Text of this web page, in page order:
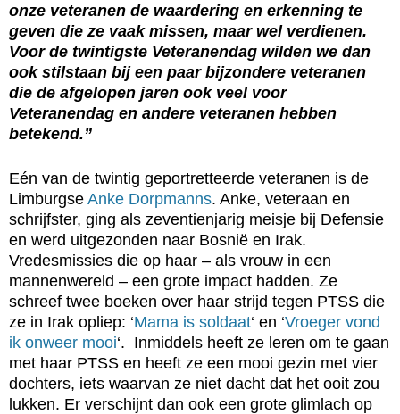
onze veteranen de waardering en erkenning te
geven die ze vaak missen, maar wel verdienen.
Voor de twintigste Veteranendag wilden we dan
ook stilstaan bij een paar bijzondere veteranen
die de afgelopen jaren ook veel voor
Veteranendag en andere veteranen hebben
betekend.”
Eén van de twintig geportretteerde veteranen is de
Limburgse Anke Dorpmanns. Anke, veteraan en
schrijfster, ging als zeventienjarig meisje bij Defensie
en werd uitgezonden naar Bosnië en Irak.
Vredesmissies die op haar – als vrouw in een
mannenwereld – een grote impact hadden. Ze
schreef twee boeken over haar strijd tegen PTSS die
ze in Irak opliep: ‘Mama is soldaat‘ en ‘Vroeger vond
ik onweer mooi‘. Inmiddels heeft ze leren om te gaan
met haar PTSS en heeft ze een mooi gezin met vier
dochters, iets waarvan ze niet dacht dat het ooit zou
lukken. Er verschijnt dan ook een grote glimlach op